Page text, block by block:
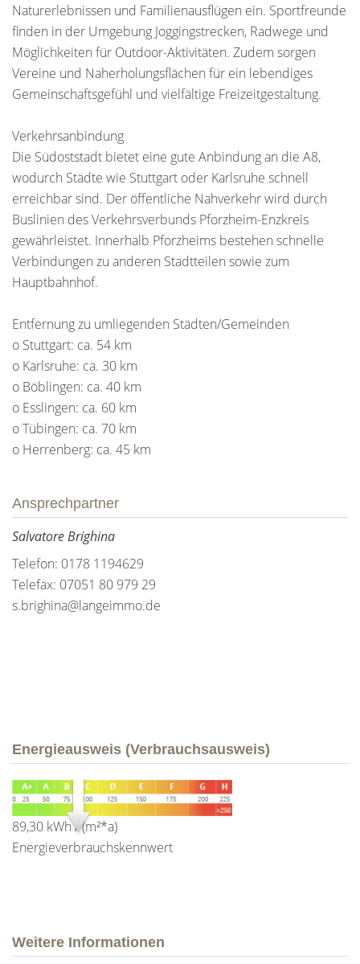
Naturerlebnissen und Familienausflügen ein. Sportfreunde
finden in der Umgebung Joggingstrecken, Radwege und
Möglichkeiten für Outdoor-Aktivitäten. Zudem sorgen
Vereine und Naherholungsflächen für ein lebendiges
Gemeinschaftsgefühl und vielfältige Freizeitgestaltung.
Verkehrsanbindung
Die Südoststadt bietet eine gute Anbindung an die A8,
wodurch Städte wie Stuttgart oder Karlsruhe schnell
erreichbar sind. Der öffentliche Nahverkehr wird durch
Buslinien des Verkehrsverbunds Pforzheim-Enzkreis
gewährleistet. Innerhalb Pforzheims bestehen schnelle
Verbindungen zu anderen Stadtteilen sowie zum
Hauptbahnhof.
Entfernung zu umliegenden Städten/Gemeinden
o Stuttgart: ca. 54 km
o Karlsruhe: ca. 30 km
o Böblingen: ca. 40 km
o Esslingen: ca. 60 km
o Tübingen: ca. 70 km
o Herrenberg: ca. 45 km
Ansprechpartner
Salvatore Brighina
Telefon: 0178 1194629
Telefax: 07051 80 979 29
s.brighina@langeimmo.de
Energieausweis (Verbrauchsausweis)
89,30 kWh / (m²*a)
Energieverbrauchskennwert
Weitere Informationen